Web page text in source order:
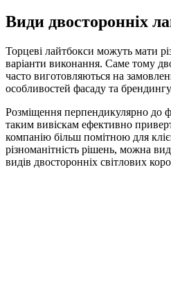
Види двосторонніх
Торцеві лайтбокси можуть мати
варіанти виконання. Саме тому
часто виготовляються на
особливостей фасаду та
Розміщення перпендикулярно до
таким вивіскам ефективно
компанію більш помітною для
різноманітність рішень, можна
видів двосторонніх світлових